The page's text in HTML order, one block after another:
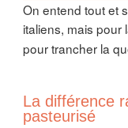
On entend tout et
italiens, mais pour
pour trancher la
La différence
pasteurisé